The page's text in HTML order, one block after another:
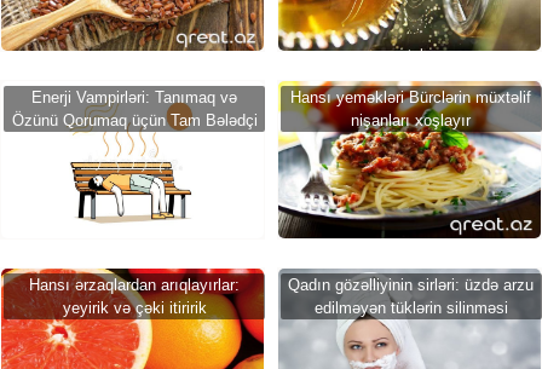
Enerji Vampirləri: Tanımaq və
Özünü Qorumaq üçün Tam Bələdçi
Hansı yeməkləri Bürclərin müxtəlif
nişanları xoşlayır
Hansı ərzaqlardan arıqlayırlar:
yeyirik və çəki itiririk
Qadın gözəlliyinin sirləri: üzdə arzu
edilməyən tüklərin silinməsi